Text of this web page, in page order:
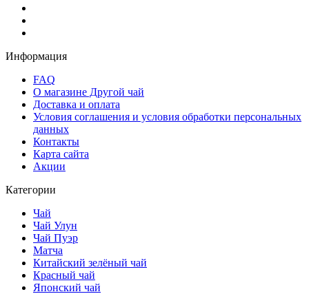
Информация
FAQ
О магазине Другой чай
Доставка и оплата
Условия соглашения и условия обработки персональных
данных
Контакты
Карта сайта
Акции
Категории
Чай
Чай Улун
Чай Пуэр
Матча
Китайский зелёный чай
Красный чай
Японский чай